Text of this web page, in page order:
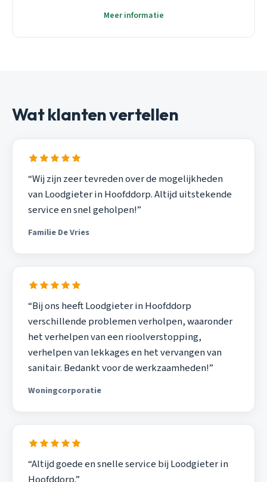
Meer informatie
Wat klanten vertellen
“Wij zijn zeer tevreden over de mogelijkheden
van Loodgieter in Hoofddorp. Altijd uitstekende
service en snel geholpen!”
Familie De Vries
“Bij ons heeft Loodgieter in Hoofddorp
verschillende problemen verholpen, waaronder
het verhelpen van een rioolverstopping,
verhelpen van lekkages en het vervangen van
sanitair. Bedankt voor de werkzaamheden!”
Woningcorporatie
“Altijd goede en snelle service bij Loodgieter in